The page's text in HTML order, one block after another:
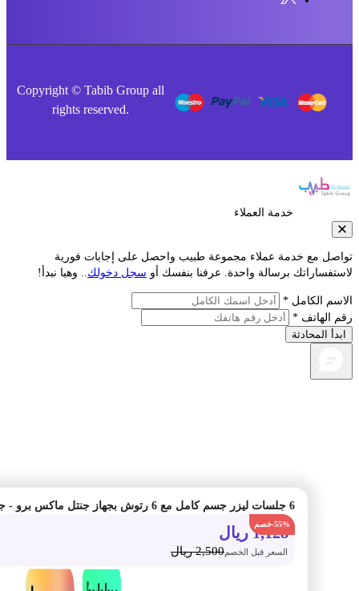
-55%
1,128 ريال
السعر قبل الخصم2,500 ريال
Copyright © Tabib Group all
rights reserved.
خدمة العملاء
مع خدمة عملاء مجموعة طبيب واحصل على إجابات فورية
برسالة واحدة. عرفنا بنفسك أوسجل دخولك.. وهيا نبدأ!
الكامل *
الهاتف *
المحادثة